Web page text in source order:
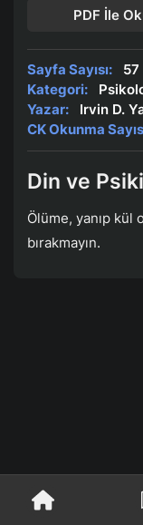
PDF İle
Sayfa Sayısı:
57
Kategori:
Yazar:
Irvin D.
CK Okunma
Din ve
Ölüme, yanıp kül
bırakmayın.